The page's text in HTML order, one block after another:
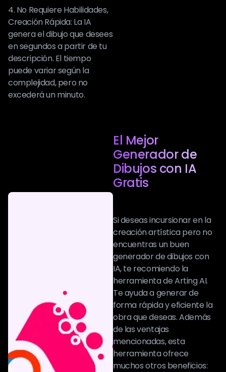
4. No Requiere Habilidades,
Creación Rápida: La IA
genera el dibujo que desees
en segundos a partir de tu
descripción. El tiempo
puede variar según la
complejidad, pero no
excederá un minuto.
El Mejor
Generador de
Dibujos con IA
Gratis
Si deseas incursionar en la
creación artística pero no
encuentras un buen
generador de dibujos con
IA, te recomiendo la
herramienta de Arting AI.
Te ayuda a generar de
forma rápida y eficiente la
obra que deseas. Además
de las ventajas
mencionadas, esta
herramienta ofrece
muchos otros beneficios: